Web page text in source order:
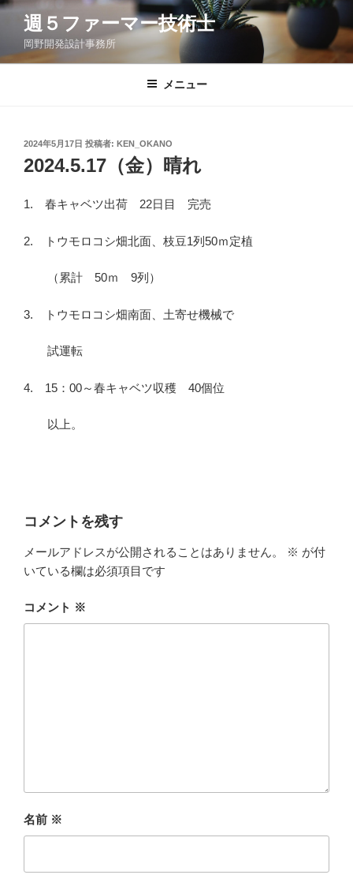
コ
ン
週５ファーマー技術士
岡野開発設計事務所
メニュー
投
稿
日:
2024年5月17日 投稿者: KEN_OKANO
2024.5.17（金）晴れ
1. 春キャベツ出荷 22日目 完売
2. トウモロコシ畑北面、枝豆1列50ｍ定植
（累計 50ｍ 9列）
3. トウモロコシ畑南面、土寄せ機械で
試運転
4. 15：00～春キャベツ収穫 40個位
以上。
コメントを残す
メールアドレスが公開されることはありません。 ※ が付
いている欄は必須項目です
コメント ※
名前 ※